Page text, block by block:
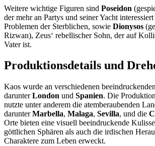
Weitere wichtige Figuren sind Poseidon
der mehr an Partys und seiner Yacht
Problemen der Sterblichen, sowie Dionysos
Rizwan), Zeus‘ rebellischer Sohn, der auf
Vater ist.
Produktionsdetails und
Kaos wurde an verschiedenen
darunterLondon und Spanien. Die
nutzte unter anderem die atemberaubenden
darunterMarbella, Malaga, Sevilla, und die
Orte bieten eine visuell beeindruckende
göttlichen Sphären als auch die irdischen
Charaktere zum Leben erweckt.